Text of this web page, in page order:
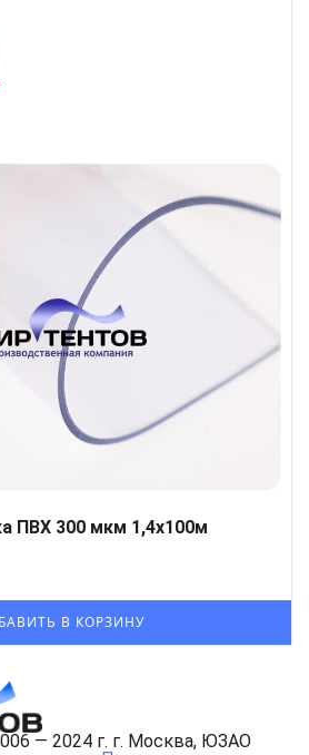
ПВХ 300 мкм 1,4x100м
— 2024 г. г. Москва, ЮЗАО